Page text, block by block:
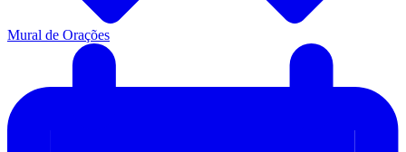
Mural de Orações